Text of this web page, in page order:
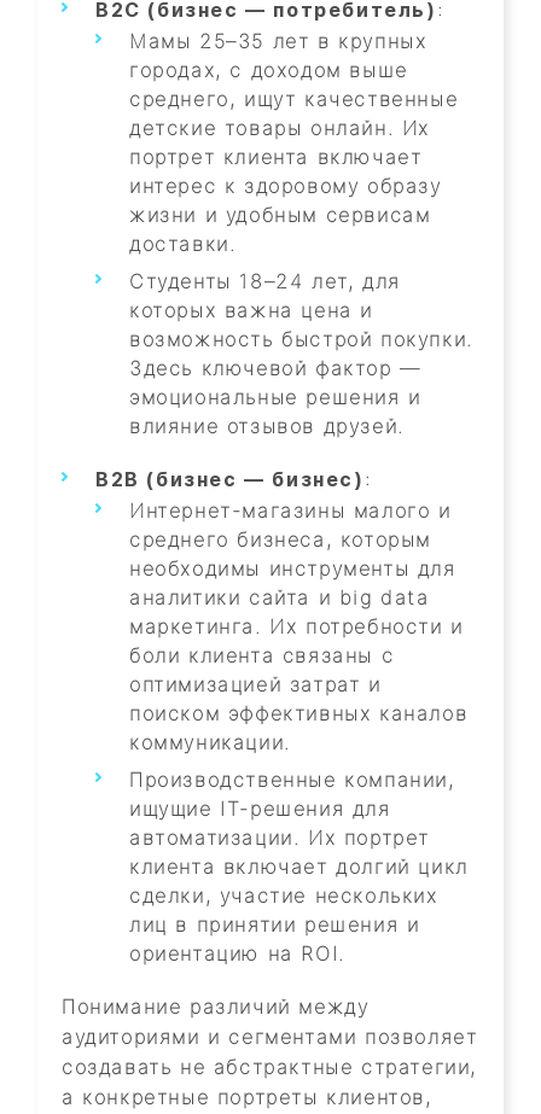
B2C (бизнес — потребитель) :
Мамы 25–35 лет в крупных
городах, с доходом выше
среднего, ищут качественные
детские товары онлайн. Их
портрет клиента включает
интерес к здоровому образу
жизни и удобным сервисам
доставки.
Студенты 18–24 лет, для
которых важна цена и
возможность быстрой покупки.
Здесь ключевой фактор —
эмоциональные решения и
влияние отзывов друзей.
B2B (бизнес — бизнес) :
Интернет-магазины малого и
среднего бизнеса, которым
необходимы инструменты для
аналитики сайта и big data
маркетинга. Их потребности и
боли клиента связаны с
оптимизацией затрат и
поиском эффективных каналов
коммуникации.
Производственные компании,
ищущие IT-решения для
автоматизации. Их портрет
клиента включает долгий цикл
сделки, участие нескольких
лиц в принятии решения и
ориентацию на ROI.
Понимание различий между
аудиториями и сегментами позволяет
создавать не абстрактные стратегии,
а конкретные портреты клиентов,